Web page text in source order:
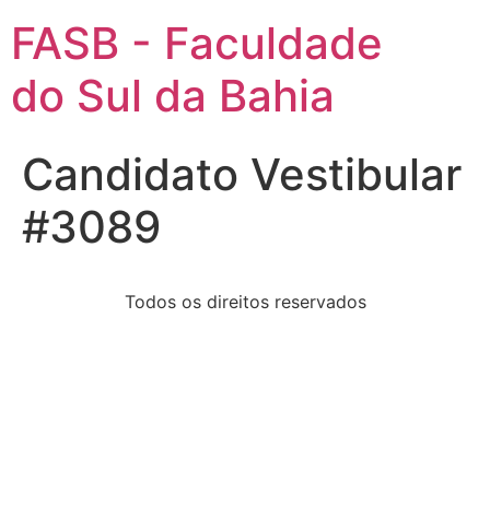
FASB - Faculdade
do Sul da Bahia
Candidato Vestibular
#3089
Todos os direitos reservados